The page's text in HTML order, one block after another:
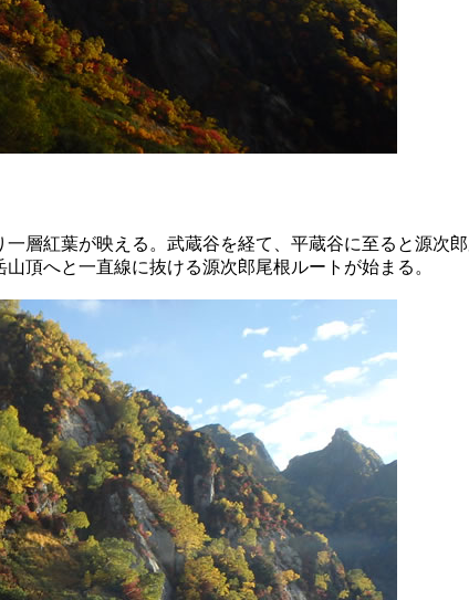
層紅葉が映える。武蔵谷を経て、平蔵谷に至ると源次
頂へと一直線に抜ける源次郎尾根ルートが始まる。